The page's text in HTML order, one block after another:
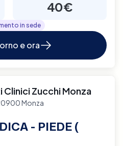
40€
in sede
e ora
Clinici Zucchi Monza
Monza
- PIEDE (